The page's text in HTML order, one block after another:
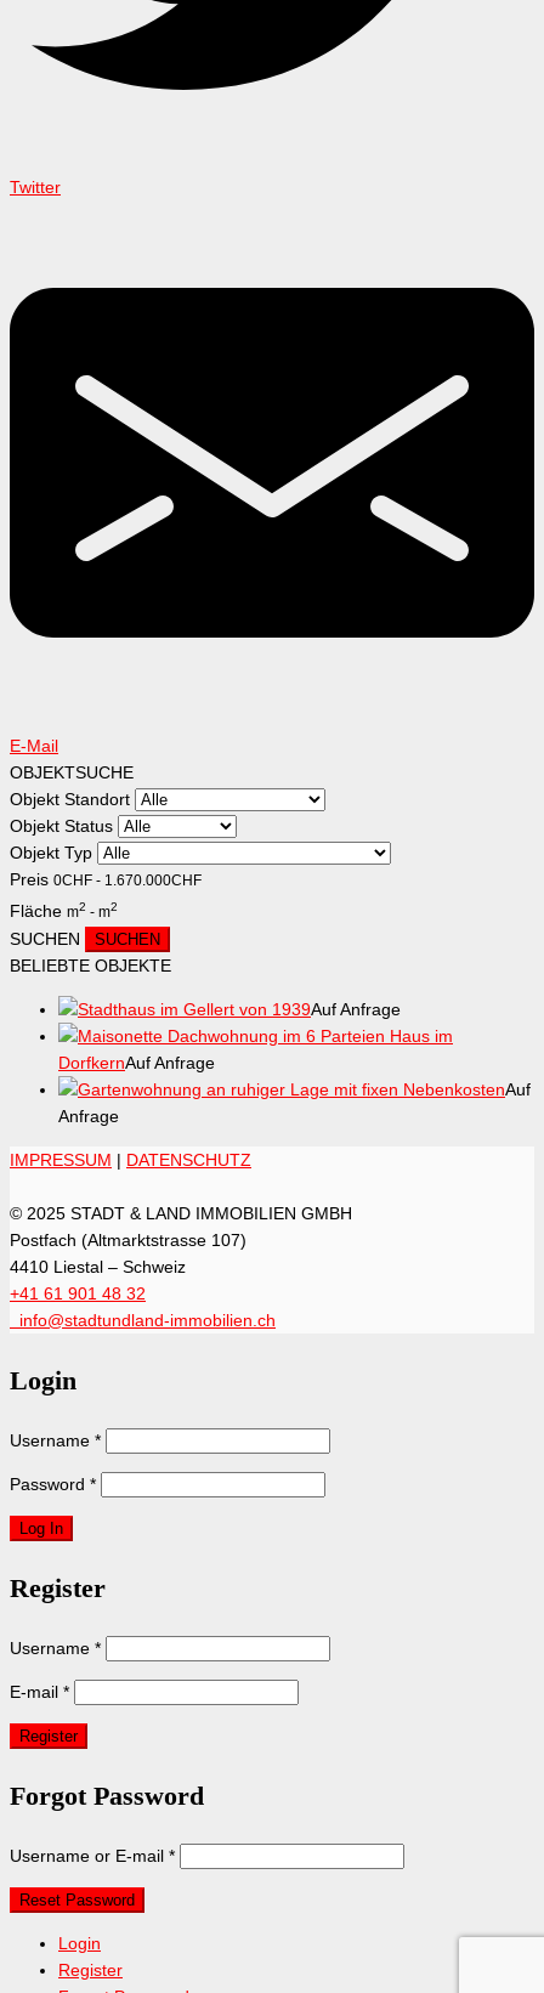
Twitter
E-Mail
OBJEKTSUCHE
Objekt Standort
Objekt Status
Objekt Typ
Preis 0CHF - 1.670.000CHF
Fläche m2 - m2
SUCHEN
BELIEBTE OBJEKTE
Stadthaus im Gellert von 1939Auf Anfrage
Maisonette Dachwohnung im 6 Parteien Haus im
DorfkernAuf Anfrage
Gartenwohnung an ruhiger Lage mit fixen NebenkostenAuf
Anfrage
IMPRESSUM | DATENSCHUTZ
© 2025 STADT & LAND IMMOBILIEN GMBH
Postfach (Altmarktstrasse 107)
4410 Liestal – Schweiz
+41 61 901 48 32
info@stadtundland-immobilien.ch
Login
Username *
Password *
Register
Username *
E-mail *
Forgot Password
Username or E-mail *
Login
Register